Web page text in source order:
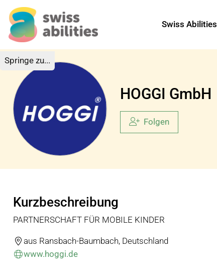
Springe zu...
Swiss Abilities
HOGGI GmbH
Folgen
Kurzbeschreibung
PARTNERSCHAFT FÜR MOBILE KINDER
aus Ransbach-Baumbach, Deutschland
www.hoggi.de